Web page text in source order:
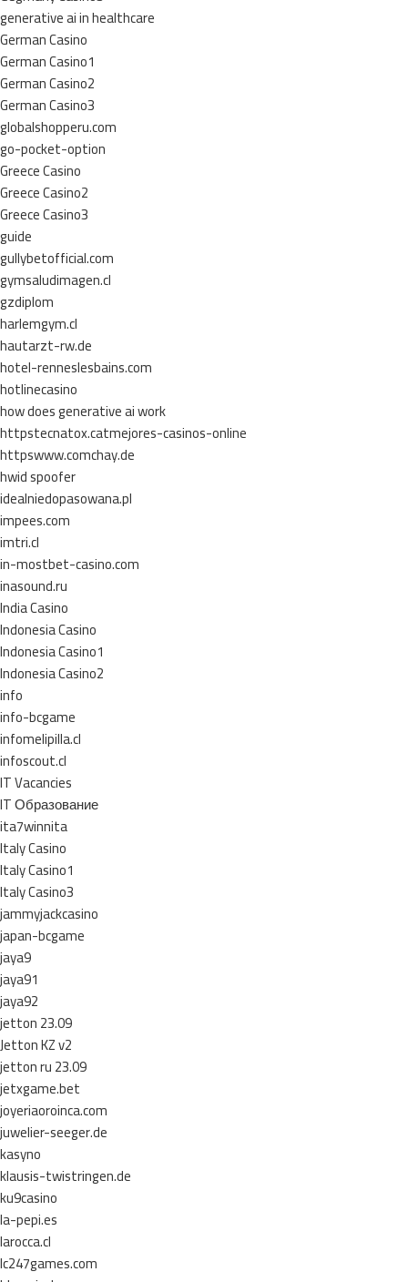
generative ai in healthcare
German Casino
German Casino1
German Casino2
German Casino3
globalshopperu.com
go-pocket-option
Greece Casino
Greece Casino2
Greece Casino3
guide
gullybetofficial.com
gymsaludimagen.cl
gzdiplom
harlemgym.cl
hautarzt-rw.de
hotel-renneslesbains.com
hotlinecasino
how does generative ai work
httpstecnatox.catmejores-casinos-online
httpswww.comchay.de
hwid spoofer
idealniedopasowana.pl
impees.com
imtri.cl
in-mostbet-casino.com
inasound.ru
India Casino
Indonesia Casino
Indonesia Casino1
Indonesia Casino2
info
info-bcgame
infomelipilla.cl
infoscout.cl
IT Vacancies
IT Образование
ita7winnita
Italy Casino
Italy Casino1
Italy Casino3
jammyjackcasino
japan-bcgame
jaya9
jaya91
jaya92
jetton 23.09
Jetton KZ v2
jetton ru 23.09
jetxgame.bet
joyeriaoroinca.com
juwelier-seeger.de
kasyno
klausis-twistringen.de
ku9casino
la-pepi.es
larocca.cl
lc247games.com